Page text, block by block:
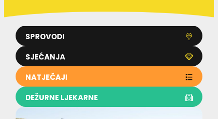
SPROVODI
SJEĆANJA
NATJEČAJI
DEŽURNE LJEKARNE